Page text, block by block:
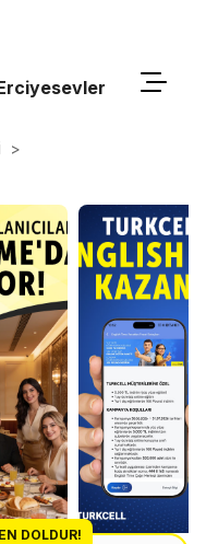
>
DOLDUR!